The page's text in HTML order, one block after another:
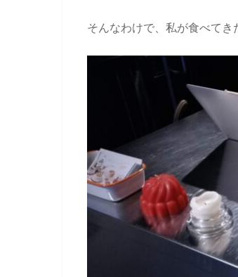
そんなわけで、私が食べて